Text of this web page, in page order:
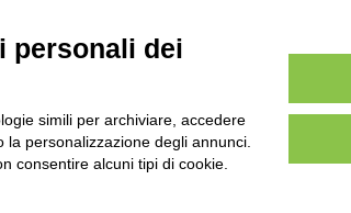
04/11/2025
personali dei
simili per archiviare, accedere
personalizzazione degli annunci.
consentire alcuni tipi di cookie.